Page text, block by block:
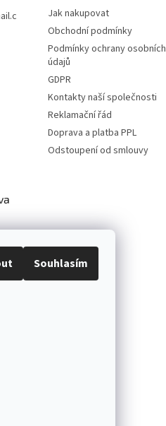
Souhlasím
Jak nakupovat
Obchodní podmínky
Podmínky ochrany osobních
údajů
GDPR
Kontakty naší společnosti
Reklamační řád
Doprava a platba PPL
Odstoupení od smlouvy